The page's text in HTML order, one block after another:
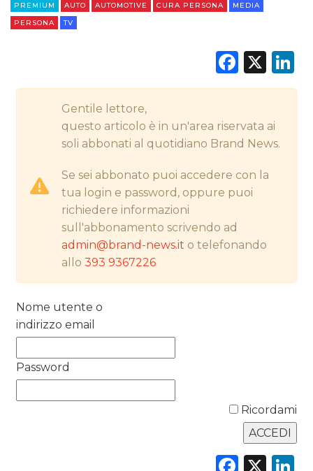
DIGITALE
RADIO / AUDIO
RICERCHE
PREVISIONI/SCENARI
TREND
PREMIUM AUTO AUTOMOTIVE CURA PERSONA
MEDIA
PERSONA
TV
X
Gentile lettore,
questo articolo è in un'area riservata ai
soli abbonati al quotidiano Brand News.
Se sei abbonato puoi accedere con la
tua login e password, oppure puoi
richiedere informazioni
sull'abbonamento scrivendo ad
admin@brand-news.it o telefonando
allo393 9367226
Nome utente o
indirizzo email
Password
Ricordami